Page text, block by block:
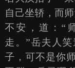
自己坐轿，而
不安，道：“
走。”岳夫人
子，可不是你